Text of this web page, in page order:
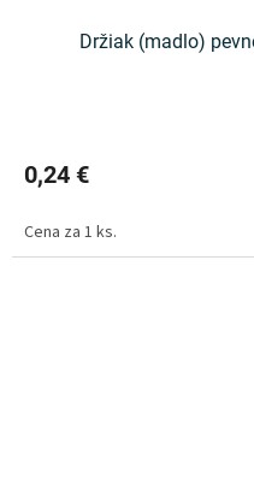
Držiak (madlo)
0,24 €
Cena za 1 ks.